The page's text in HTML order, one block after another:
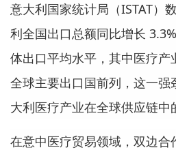
意大利国家统计局（ISTAT）
利全国出口总额同比增长
体出口平均水平，其中医疗
全球主要出口国前列，这一
大利医疗产业在全球供应链中
在意中医疗贸易领域，双边合